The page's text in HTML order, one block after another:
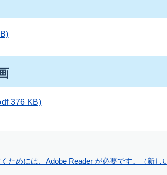
376 KB)
ためには、Adobe Reader が必要です。（新し